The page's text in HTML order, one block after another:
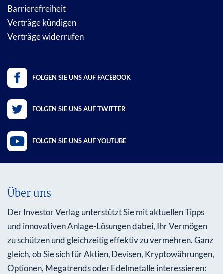
Barrierefreiheit
Verträge kündigen
Verträge widerrufen
FOLGEN SIE UNS AUF FACEBOOK
FOLGEN SIE UNS AUF TWITTER
FOLGEN SIE UNS AUF YOUTUBE
Über uns
Der Investor Verlag unterstützt Sie mit aktuellen Tipps
und innovativen Anlage-Lösungen dabei, Ihr Vermögen
zu schützen und gleichzeitig effektiv zu vermehren. Ganz
gleich, ob Sie sich für Aktien, Devisen, Kryptowährungen,
Optionen, Megatrends oder Edelmetalle interessieren: